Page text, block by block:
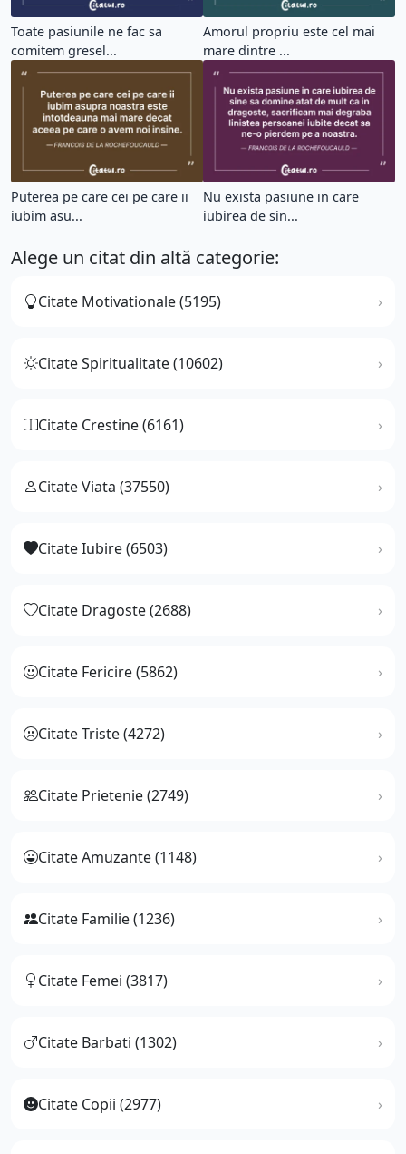
Toate pasiunile ne fac sa
comitem gresel...
Amorul propriu este cel mai
mare dintre ...
Puterea pe care cei pe care ii
iubim asu...
Nu exista pasiune in care
iubirea de sin...
Alege un citat din altă categorie:
Citate Motivationale (5195)
Citate Spiritualitate (10602)
Citate Crestine (6161)
Citate Viata (37550)
Citate Iubire (6503)
Citate Dragoste (2688)
Citate Fericire (5862)
Citate Triste (4272)
Citate Prietenie (2749)
Citate Amuzante (1148)
Citate Familie (1236)
Citate Femei (3817)
Citate Barbati (1302)
Citate Copii (2977)